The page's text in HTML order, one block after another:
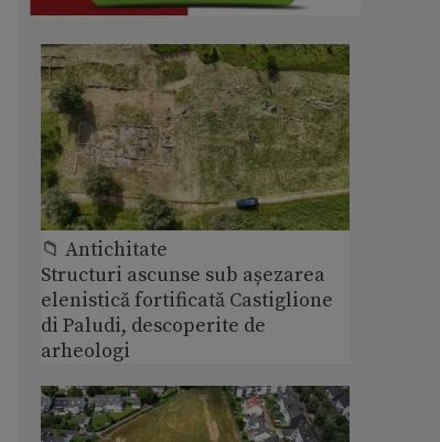
📁 Antichitate
Structuri ascunse sub așezarea
elenistică fortificată Castiglione
di Paludi, descoperite de
arheologi